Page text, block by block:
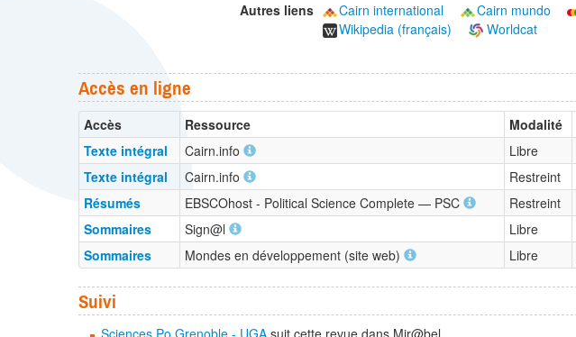
Autres liens
Cairn international Cairn mundo
Wikipedia (français)
Worldcat
Accès en ligne
Accès Ressource Modalité
Texte intégral
Cairn.info Libre
Texte intégral
Cairn.info Restreint
Résumés
EBSCOhost - Political Science Complete — PSC Restreint
Sommaires
Sign@l Libre
Sommaires
Mondes en développement (site web) Libre
Suivi